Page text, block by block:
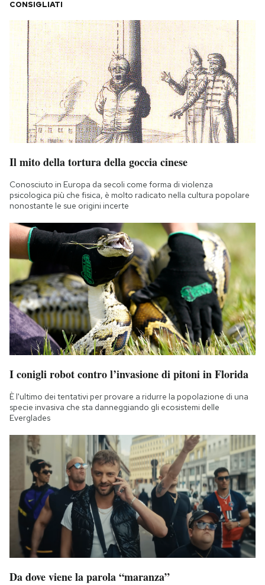
CONSIGLIATI
Il mito della tortura della goccia cinese
Conosciuto in Europa da secoli come forma di violenza
psicologica più che fisica, è molto radicato nella cultura popolare
nonostante le sue origini incerte
I conigli robot contro l’invasione di pitoni in Florida
È l'ultimo dei tentativi per provare a ridurre la popolazione di una
specie invasiva che sta danneggiando gli ecosistemi delle
Everglades
Da dove viene la parola “maranza”